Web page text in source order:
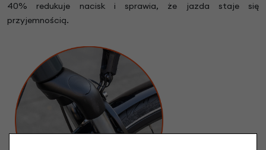
40% redukuje nacisk i sprawia, że jazda staje się
przyjemnością.